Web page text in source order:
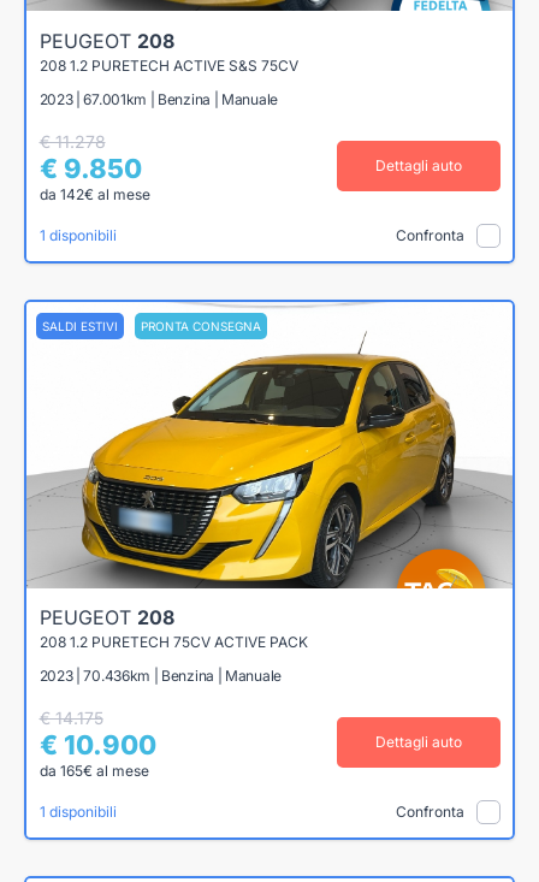
PEUGEOT 208
208 1.2 PURETECH ACTIVE S&S 75CV
2023 | 67.001km | Benzina | Manuale
€ 11.278
€ 9.850
da 142€ al mese
Dettagli auto
1 disponibili Confronta
SALDI ESTIVI PRONTA CONSEGNA
PEUGEOT 208
208 1.2 PURETECH 75CV ACTIVE PACK
2023 | 70.436km | Benzina | Manuale
€ 14.175
€ 10.900
da 165€ al mese
Dettagli auto
1 disponibili Confronta